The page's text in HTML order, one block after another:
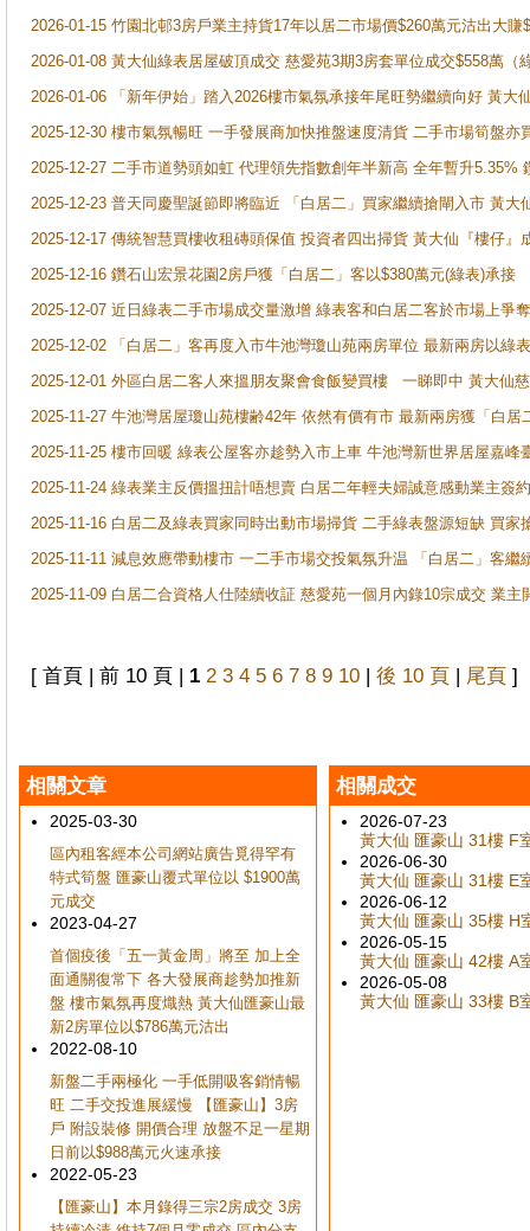
2026-01-15 竹園北邨3房戶業主持貨17年以居二市場價$260萬元沽出大賺
2026-01-08 黃大仙綠表居屋破頂成交 慈愛苑3期3房套單位成交$558萬（
2026-01-06 「新年伊始」踏入2026樓市氣氛承接年尾旺勢繼續向好 黃
2025-12-30 樓市氣氛暢旺 一手發展商加快推盤速度清貨 二手市場筍盤
2025-12-27 二手市道勢頭如虹 代理領先指數創年半新高 全年暫升5.35%
2025-12-23 普天同慶聖誕節即將臨近 「白居二」買家繼續搶閘入市 黃
2025-12-17 傳統智慧買樓收租磚頭保值 投資者四出掃貨 黃大仙『樓仔
2025-12-16 鑽石山宏景花園2房戶獲「白居二」客以$380萬元(綠表)承接
2025-12-07 近日綠表二手市場成交量激增 綠表客和白居二客於市場上
2025-12-02 「白居二」客再度入市牛池灣瓊山苑兩房單位 最新兩房以綠
2025-12-01 外區白居二客人來搵朋友聚會食飯變買樓 一睇即中 黃大仙
2025-11-27 牛池灣居屋瓊山苑樓齢42年 依然有價有市 最新兩房獲「白居
2025-11-25 樓市回暖 綠表公屋客亦趁勢入市上車 牛池灣新世界居屋嘉峰
2025-11-24 綠表業主反價搵扭計唔想賣 白居二年輕夫婦誠意感動業主簽
2025-11-16 白居二及綠表買家同時出動市場掃貨 二手綠表盤源短缺 買
2025-11-11 減息效應帶動樓市 一二手市場交投氣氛升温 「白居二」客
2025-11-09 白居二合資格人仕陸續收証 慈愛苑一個月內錄10宗成交 業
[ 首頁 | 前 10 頁 | 1 2 3 4 5 6 7 8 9 10 | 後 10 頁 | 尾頁 ]
相關文章
2025-03-30
區內租客經本公司網站廣告覓得罕有
特式筍盤 匯豪山覆式單位以 $1900萬
元成交
2023-04-27
首個疫後「五一黃金周」將至 加上全
面通關復常下 各大發展商趁勢加推新
盤 樓市氣氛再度熾熱 黃大仙匯豪山最
新2房單位以$786萬元沽出
2022-08-10
新盤二手兩極化 一手低開吸客銷情暢
旺 二手交投進展緩慢 【匯豪山】3房
戶 附設裝修 開價合理 放盤不足一星期
日前以$988萬元火速承接
2022-05-23
【匯豪山】本月錄得三宗2房成交 3房
相關成交
2026-07-23
黃大仙 匯豪山 31樓 F
2026-06-30
黃大仙 匯豪山 31樓 E
2026-06-12
黃大仙 匯豪山 35樓 H
2026-05-15
黃大仙 匯豪山 42樓 A
2026-05-08
黃大仙 匯豪山 33樓 B